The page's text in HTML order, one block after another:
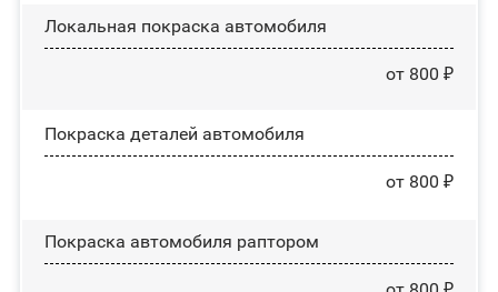
Локальная покраска автомобиля
от 800 ₽
Покраска деталей автомобиля
от 800 ₽
Покраска автомобиля раптором